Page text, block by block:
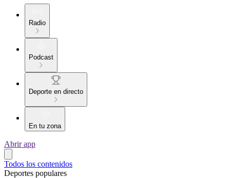
Radio
Podcast
Deporte en directo
En tu zona
Abrir app
Todos los contenidos
Deportes populares